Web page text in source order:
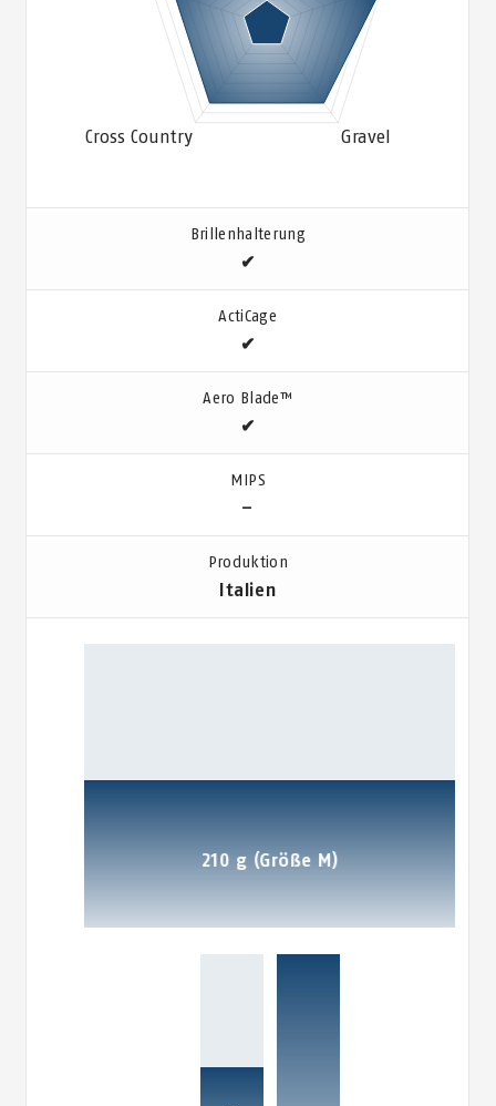
Brillenhalterung
✔
ActiCage
✔
Aero Blade™
✔
MIPS
–
Produktion
Italien
Weight
210 g (Größe M)